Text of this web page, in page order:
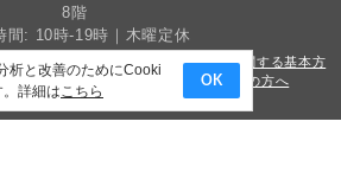
析と改善のためにCooki
詳細はこちら
OK
8階
間: 10時-19時｜木曜定休
・約款
カスタマーハラスメントに関する基本方
ライバシーポリシー 法人・教育機関の方へ
Avenue Co.,Ltd. All Rights Reserved